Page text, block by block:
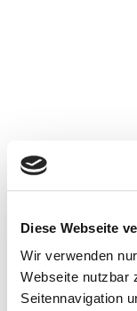
Diese Webseite
Wir verwenden
Webseite nutzbar
Seitennavigation